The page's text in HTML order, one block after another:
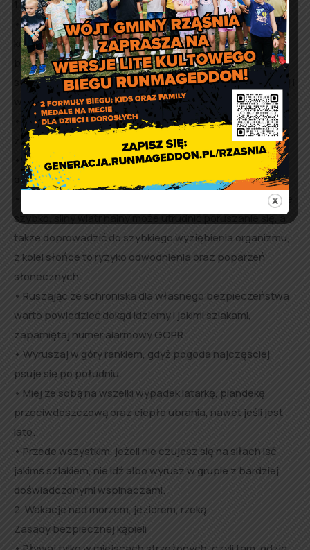
1. Wakacje w górach
• Aby bezpiecznie chodzić po górach trzeba mieć
kondycję, a także dużą wiedzę na temat tego, jak robić to
bezpiecznie, nie oznacza to wcale, że taki sposób
spędzania wolnego czasu ograniczony jest do niewielkiej i
wąskiej grupki osób.
• Wybierając się w podróż po górskich szlakach należy
zaopatrzyć się w dobre buty i ubranie.
• Pamiętaj, żeby nie wyruszać w góry bez opieki
dorosłych.
• Co ważne pogoda w górach może zmienić się niezwykle
szybko, silny wiatr halny może utrudnić poruszanie się, a
także doprowadzić do szybkiego wyziębienia organizmu,
z kolei słońce to ryzyko odwodnienia oraz poparzeń
słonecznych.
• Ruszając ze schroniska dla własnego bezpieczeństwa
warto powiedzieć dokąd idziemy i jakimi szlakami,
zapamiętaj numer alarmowy GOPR.
• Wyruszaj w góry rankiem, gdyż pogoda najczęściej
psuje się po południu.
• Miej ze sobą na wszelki wypadek latarkę, plandekę
przeciwdeszczową oraz ciepłe ubrania, nawet jeśli jest
lato.
• Przede wszystkim, jeżeli nie czujesz się na siłach iść
jakimś szlakiem, nie idź albo wyrusz w grupie z bardziej
doświadczonymi wspinaczami.
2. Wakacje nad morzem, jeziorem, rzeką
Zasady bezpiecznej kąpieli